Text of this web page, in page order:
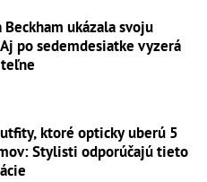
ukázala svoju
po sedemdesiatke vyzerá
ktoré opticky uberú 5
Stylisti odporúčajú tieto